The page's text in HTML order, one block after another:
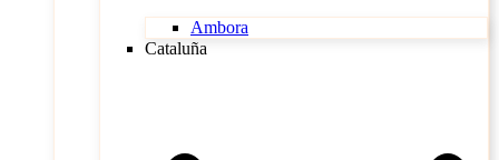
Ambora
Cataluña